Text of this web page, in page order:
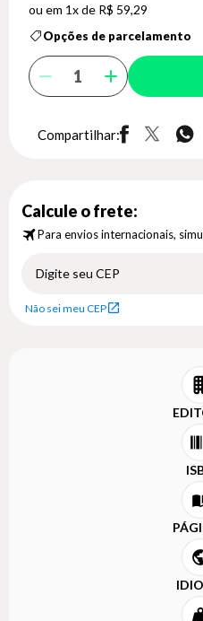
1x de R$ 59,29
Opções de parcelamento
Compartilhar:
Calcule o frete:
Para envios internacionais,
Não sei meu CEP